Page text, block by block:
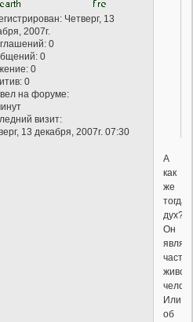
: Четверг, 13
2007г.
0
0
0
0
на форуме:
визит:
13 декабря, 2007г. 07:30
А
как
же
тогда
дух?
Он
живого
Или
об